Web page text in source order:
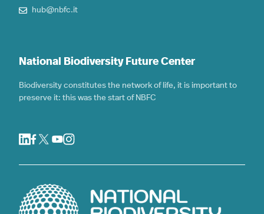
hub@nbfc.it
National Biodiversity Future Center
Biodiversity constitutes the network of life, it is important to
preserve it: this was the start of NBFC